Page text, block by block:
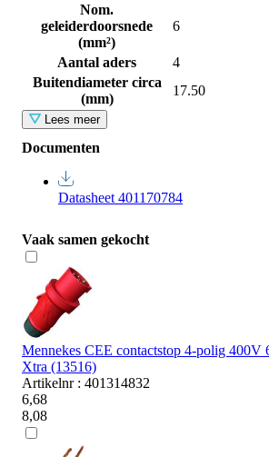
Nom.
geleiderdoorsnede
(mm²)
6
Aantal aders
4
Buitendiameter circa
(mm)
17.50
Lees meer
Documenten
Datasheet 401170784
Vaak samen gekocht
Mennekes CEE contactstop 4-polig
Xtra (13516)
Artikelnr : 401314832
6,68
8,08